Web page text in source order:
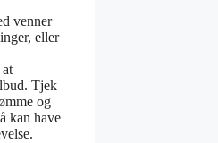
venner
eller
Tjek
og
kan have